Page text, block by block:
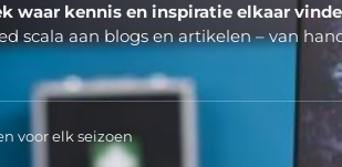
waar kennis en inspiratie elkaar
scala aan blogs en artikelen – van
voor elk seizoen